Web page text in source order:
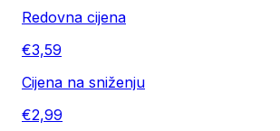
Redovna cijena
€3,59
Cijena na sniženju
€2,99